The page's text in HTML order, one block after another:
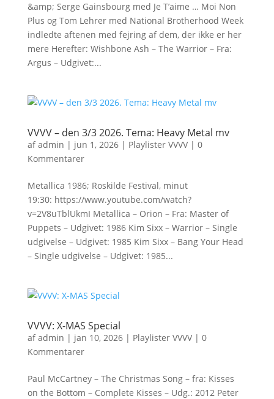
&amp; Serge Gainsbourg med Je T’aime … Moi Non
Plus og Tom Lehrer med National Brotherhood Week
indledte aftenen med fejring af dem, der ikke er her
mere Herefter: Wishbone Ash – The Warrior – Fra:
Argus – Udgivet:...
VVVV – den 3/3 2026. Tema: Heavy Metal mv
afadmin | jun 1, 2026| Playlister VVVV| 0
Kommentarer
Metallica 1986; Roskilde Festival, minut
19:30: https://www.youtube.com/watch?
v=2V8uTblUkmI Metallica – Orion – Fra: Master of
Puppets – Udgivet: 1986 Kim Sixx – Warrior – Single
udgivelse – Udgivet: 1985 Kim Sixx – Bang Your Head
– Single udgivelse – Udgivet: 1985...
VVVV: X-MAS Special
afadmin | jan 10, 2026| Playlister VVVV| 0
Kommentarer
Paul McCartney – The Christmas Song – fra: Kisses
on the Bottom – Complete Kisses – Udg.: 2012 Peter